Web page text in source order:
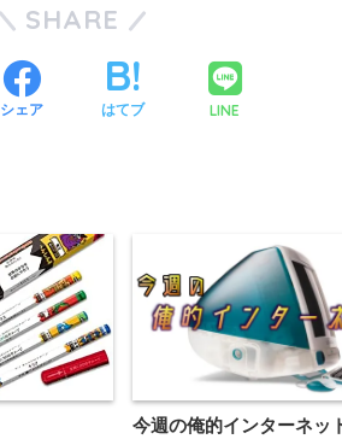
SHARE
シェア はてブ LINE
今週の俺的インターネッ